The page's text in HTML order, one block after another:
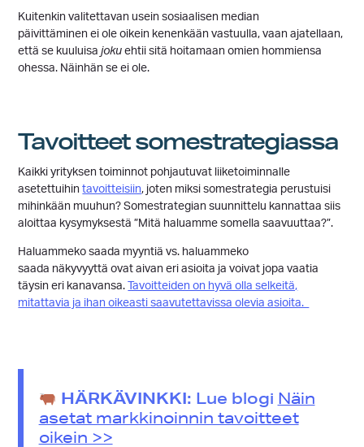
Kuitenkin valitettavan usein sosiaalisen median
päivittäminen ei ole oikein kenenkään vastuulla, vaan ajatellaan,
että se kuuluisa joku ehtii sitä hoitamaan omien hommiensa
ohessa. Näinhän se ei ole.
Tavoitteet somestrategiassa
Kaikki yrityksen toiminnot pohjautuvat liiketoiminnalle
asetettuihintavoitteisiin, joten miksi somestrategia perustuisi
mihinkään muuhun? Somestrategian suunnittelu kannattaa siis
aloittaa kysymyksestä ”Mitä haluamme somella saavuuttaa?”.
Haluammeko saada myyntiä vs. haluammeko
saada näkyvyyttä ovat aivan eri asioita ja voivat jopa vaatia
täysin eri kanavansa.Tavoitteiden on hyvä olla selkeitä,
mitattavia ja ihan oikeasti saavutettavissa olevia asioita.
HÄRKÄVINKKI: Lue blogi Näin
asetat markkinoinnin tavoitteet
oikein >>